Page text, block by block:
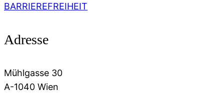
BARRIEREFREIHEIT
Adresse
Mühlgasse 30
A-1040 Wien